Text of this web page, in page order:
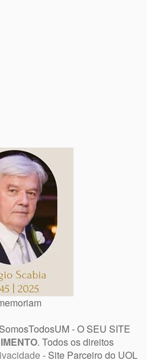
- O SEU SITE
. Todos os direitos
- Site Parceiro do UOL